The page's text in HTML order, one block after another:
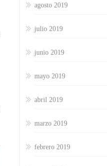
agosto 2019
julio 2019
junio 2019
mayo 2019
abril 2019
marzo 2019
febrero 2019